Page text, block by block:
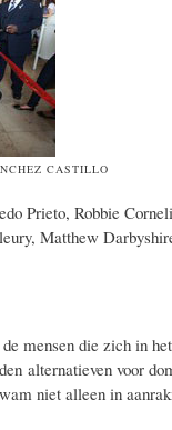
CASTILLO
Prieto, Robbie
Matthew
mensen die zich in
alternatieven voor
niet alleen in